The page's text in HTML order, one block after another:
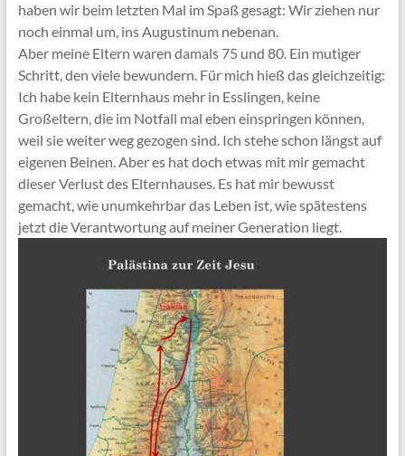
haben wir beim letzten Mal im Spaß gesagt: Wir ziehen nur
noch einmal um, ins Augustinum nebenan.
Aber meine Eltern waren damals 75 und 80. Ein mutiger
Schritt, den viele bewundern. Für mich hieß das gleichzeitig:
Ich habe kein Elternhaus mehr in Esslingen, keine
Großeltern, die im Notfall mal eben einspringen können,
weil sie weiter weg gezogen sind. Ich stehe schon längst auf
eigenen Beinen. Aber es hat doch etwas mit mir gemacht
dieser Verlust des Elternhauses. Es hat mir bewusst
gemacht, wie unumkehrbar das Leben ist, wie spätestens
jetzt die Verantwortung auf meiner Generation liegt.